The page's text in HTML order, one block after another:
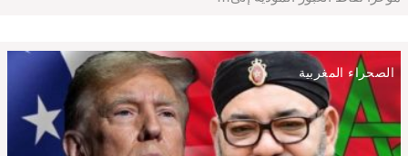
الصحراء المغربية